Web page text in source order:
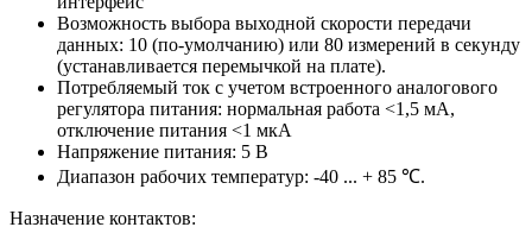
Возможность выбора выходной скорости передачи
данных: 10 (по-умолчанию) или 80 измерений в секунду
(устанавливается перемычкой на плате).
Потребляемый ток с учетом встроенного аналогового
регулятора питания: нормальная работа <1,5 мА,
отключение питания <1 мкА
Напряжение питания: 5 В
Диапазон рабочих температур: -40 ... + 85 ℃.
Назначение контактов: